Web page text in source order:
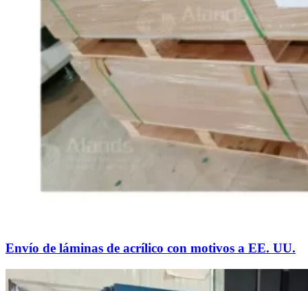
Envío de láminas de acrílico con motivos a EE. UU.